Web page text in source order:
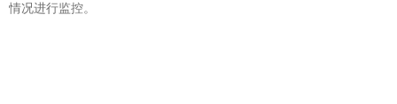
情况进行监控。